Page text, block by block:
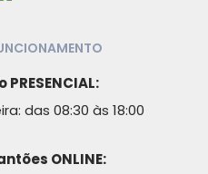
das 08:30 às 18:00
ONLINE: